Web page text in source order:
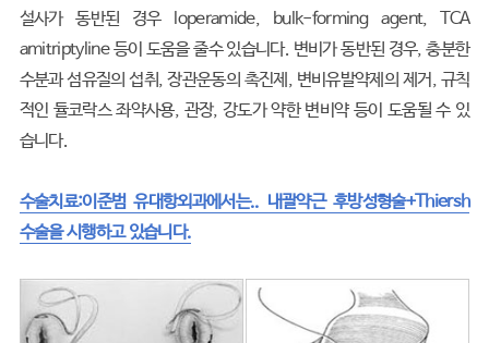
설사가 동반된 경우 loperamide, bulk-forming agent, TCA
amitriptyline 등이 도움을 줄수 있습니다. 변비가 동반된 경우, 충분한
수분과 섬유질의 섭취, 장관운동의 촉진제, 변비유발약제의 제거, 규칙
적인 듈코락스 좌약사용, 관장, 강도가 약한 변비약 등이 도움될 수 있
습니다.
수술치료:이준범 유대항외과에서는.. 내괄약근 후방성형술+Thiersh
수술을 시행하고 있습니다.